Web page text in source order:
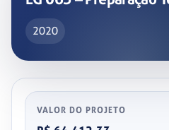
2020
VALOR DO PROJETO